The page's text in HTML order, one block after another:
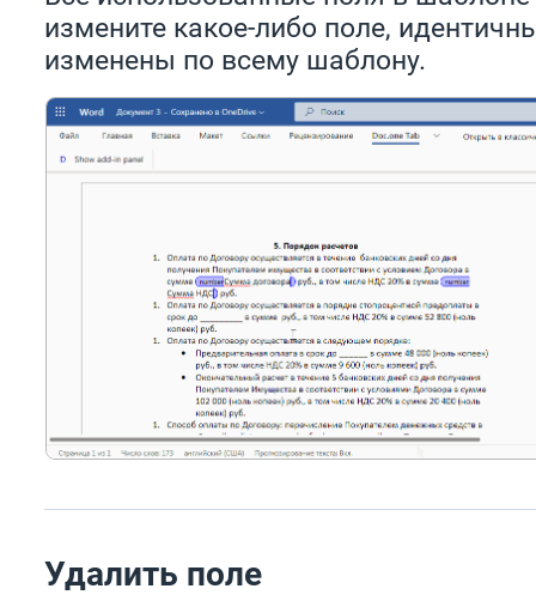
измените какое-либо поле,
изменены по всему шаблону.
Удалить поле